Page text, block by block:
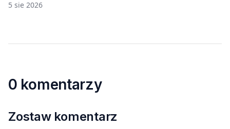
odwoławczą dla firm i konsumentów
5 sie 2026
0 komentarzy
Zostaw komentarz